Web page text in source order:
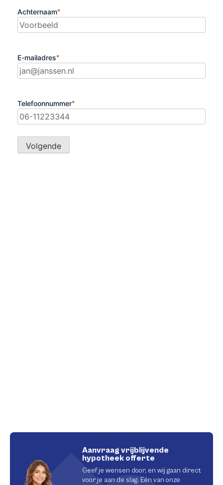
Aanvraag vrijblijvende
hypotheek offerte
Geef je wensen door, en wij gaan direct
voor je aan de slag. Eén van onze